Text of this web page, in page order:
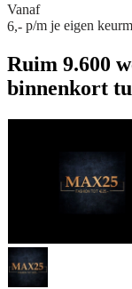
Vanaf
6,- p/m je eigen
Ruim 9.600
binnenkort